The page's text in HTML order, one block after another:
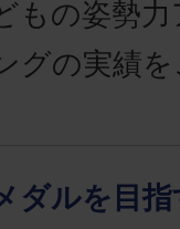
もの姿勢
グの実績
ダルを目指